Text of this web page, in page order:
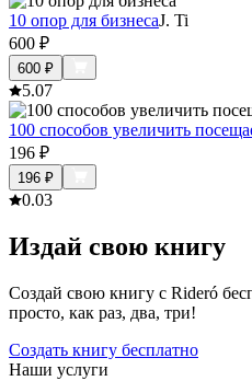
10 опор для бизнесаJ. Ti
600 ₽
600 ₽
5.07
100 способов увеличить
196 ₽
196 ₽
0.03
Издай свою книгу
Создай свою книгу с Rideró
просто, как раз, два, три!
Создать книгу бесплатно
Наши услуги